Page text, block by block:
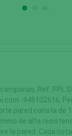
Ref.
-945102616,
pared consta de
de alta
la pared. Cada